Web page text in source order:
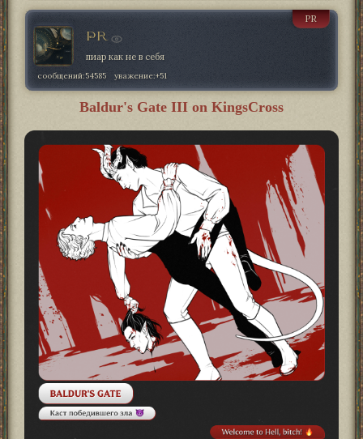
PR
PR
пиар как не в себя
сообщений:54585 уважение:+51
Baldur's Gate III on KingsCross